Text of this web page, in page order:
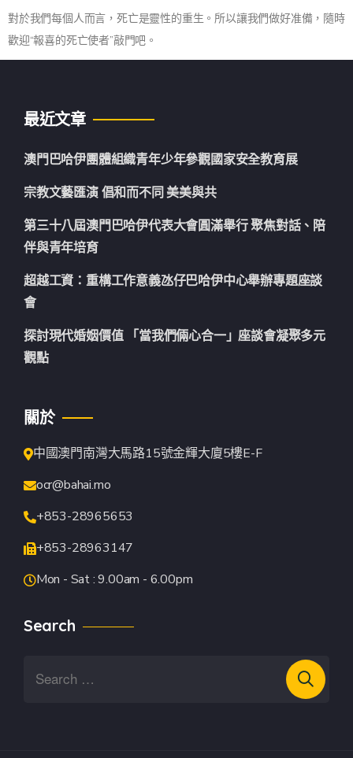
對於我們每個人而言，死亡是靈性的重生。所以讓我們做好准備，隨時
歡迎“報喜的死亡使者”敲門吧。
最近文章
澳門巴哈伊團體組織青年少年參觀國家安全教育展
宗教文藝匯演 倡和而不同 美美與共
第三十八屆澳門巴哈伊代表大會圓滿舉行 聚焦對話、陪
伴與青年培育
超越工資：重構工作意義氹仔巴哈伊中心舉辦專題座談
會
探討現代婚姻價值 「當我們倆心合一」座談會凝聚多元
觀點
關於
中國澳門南灣大馬路15號金輝大廈5樓E-F
ocr@bahai.mo
+853-28965653
+853-28963147
Mon - Sat : 9.00am - 6.00pm
Search